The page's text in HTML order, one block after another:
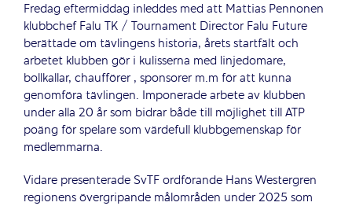
Fredag eftermiddag inleddes med att Mattias Pennonen
klubbchef Falu TK / Tournament Director Falu Future
berättade om tävlingens historia, årets startfält och
arbetet klubben gör i kulisserna med linjedomare,
bollkallar, chaufförer , sponsorer m.m för att kunna
genomföra tävlingen. Imponerade arbete av klubben
under alla 20 år som bidrar både till möjlighet till ATP
poäng för spelare som värdefull klubbgemenskap för
medlemmarna.
Vidare presenterade SvTF ordförande Hans Westergren
regionens övergripande målområden under 2025 som